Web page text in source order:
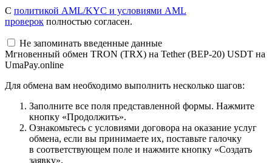
С политикой AML/KYC и условиями AML
проверок полностью согласен.
Не запоминать введенные данные
Мгновенный обмен TRON (TRX) на Tether (BEP-20) USDT на
UmaPay.online
Для обмена вам необходимо выполнить несколько шагов:
Заполните все поля представленной формы. Нажмите
кнопку «Продолжить».
Ознакомьтесь с условиями договора на оказание услуг
обмена, если вы принимаете их, поставьте галочку
в соответствующем поле и нажмите кнопку «Создать
заявку».